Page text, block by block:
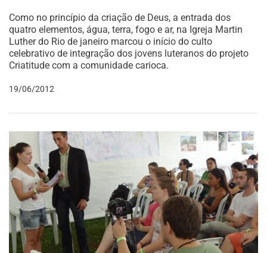
Como no princípio da criação de Deus, a entrada dos
quatro elementos, água, terra, fogo e ar, na Igreja Martin
Luther do Rio de janeiro marcou o início do culto
celebrativo de integração dos jovens luteranos do projeto
Criatitude com a comunidade carioca.
19/06/2012